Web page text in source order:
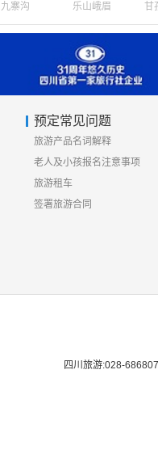
九寨沟 乐山峨眉 甘
预定常见问题
旅游产品名词解释
老人及小孩报名注意事项
旅游租车
签署旅游合同
四川旅游:028-